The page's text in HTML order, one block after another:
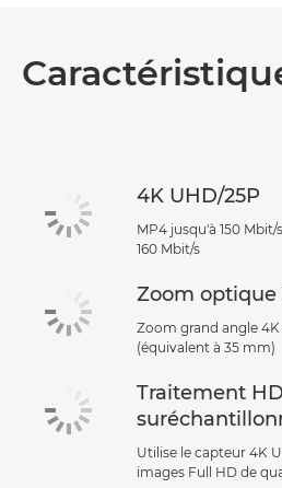
4K UHD/25P
MP4 jusqu'à 150 Mbit/
160 Mbit/s
Zoom optique
Zoom grand angle 4K
(équivalent à 35 mm)
Traitement
Utilise le capteur 4K
images Full HD de